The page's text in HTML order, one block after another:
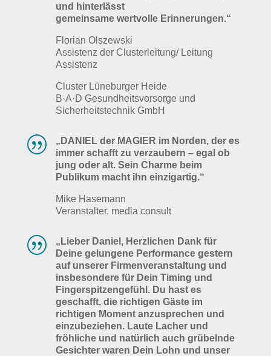
und hinterlässt
gemeinsame wertvolle Erinnerungen.“
Florian Olszewski
Assistenz der Clusterleitung/ Leitung
Assistenz
Cluster Lüneburger Heide
B·A·D Gesundheitsvorsorge und
Sicherheitstechnik GmbH
|
„DANIEL der MAGIER im Norden, der es
immer schafft zu verzaubern – egal ob
jung oder alt. Sein Charme beim
Publikum macht ihn einzigartig.“
Mike Hasemann
Veranstalter, media consult
| „ Lieber Daniel, Herzlichen Dank für
Deine gelungene Performance gestern
auf unserer Firmenveranstaltung und
insbesondere für Dein Timing und
Fingerspitzengefühl. Du hast es
geschafft, die richtigen Gäste im
richtigen Moment anzusprechen und
einzubeziehen. Laute Lacher und
fröhliche und natürlich auch grübelnde
Gesichter waren Dein Lohn und unser